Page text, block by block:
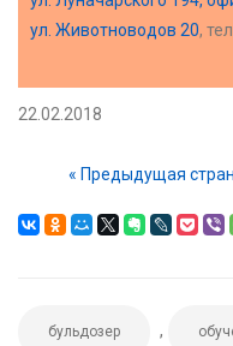
ул. Животноводов 20, тел.
22.02.2018
« Предыдущая
бульдозер ,